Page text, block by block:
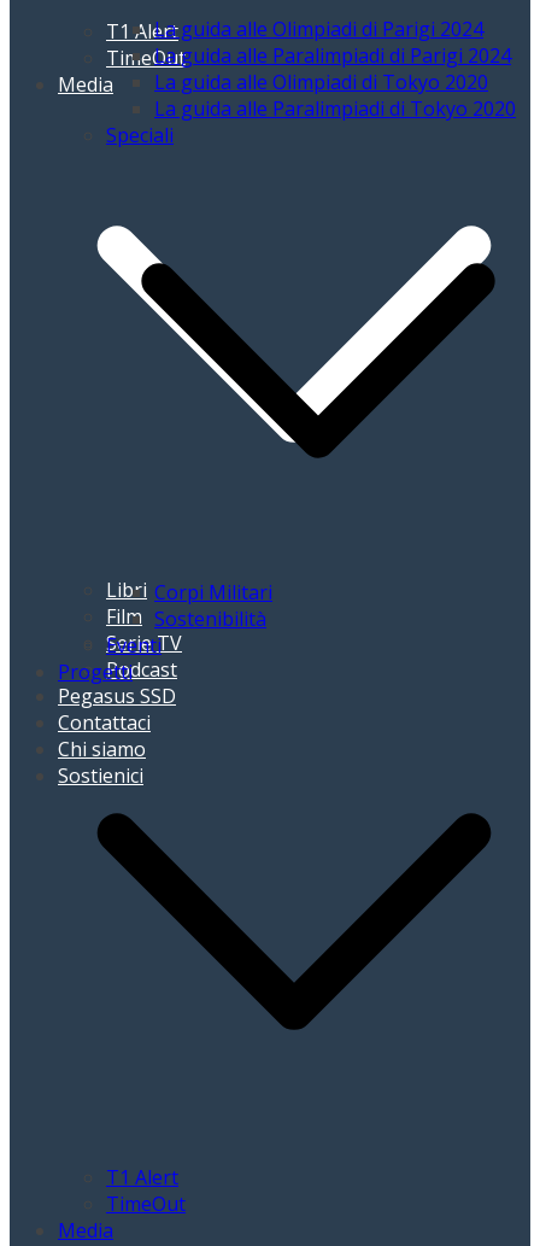
T1 Alert
TimeOut
Media
Libri
Film
Serie TV
Podcast
Pegasus SSD
Contattaci
Chi siamo
Sostienici
La guida alle Olimpiadi di Parigi 2024
La guida alle Paralimpiadi di Parigi 2024
La guida alle Olimpiadi di Tokyo 2020
La guida alle Paralimpiadi di Tokyo 2020
Speciali
Corpi Militari
Sostenibilità
Eventi
Progetti
T1 Alert
TimeOut
Media